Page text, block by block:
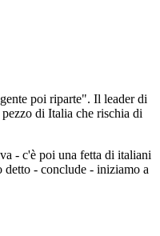
poi riparte". Il leader di
di Italia che rischia di
- c'è poi una fetta di italiani
detto - conclude - iniziamo a